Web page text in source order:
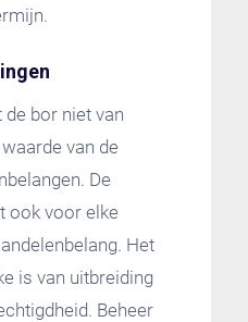
bor niet van
van de
De
ook voor elke
Het
is van uitbreiding
Beheer